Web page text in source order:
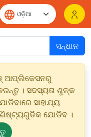
ସନ୍ଧାନ
ଆପ୍ଲିକେସନରୁ
। ସଦସ୍ୟତା ଶୁଳ୍କ
ସାହାଯ୍ୟ
ଯୋଡିବ ।